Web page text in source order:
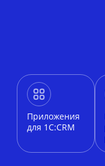
Приложения
для 1С:CRM